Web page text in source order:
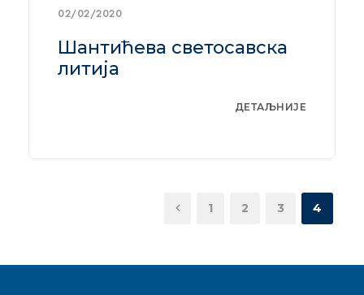
02/02/2020
Шантићева светосавска
литија
ДЕТАЉНИЈЕ
1 2 3 4